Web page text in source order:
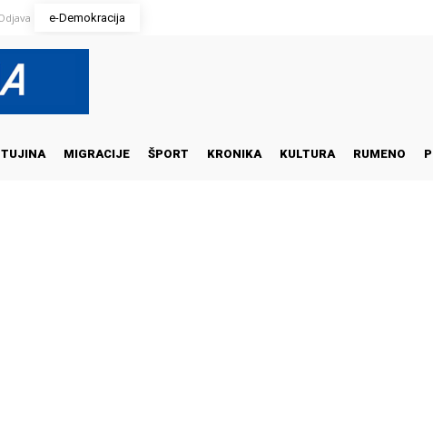
e-Demokracija
TUJINA MIGRACIJE ŠPORT KRONIKA KULTURA RUMENO